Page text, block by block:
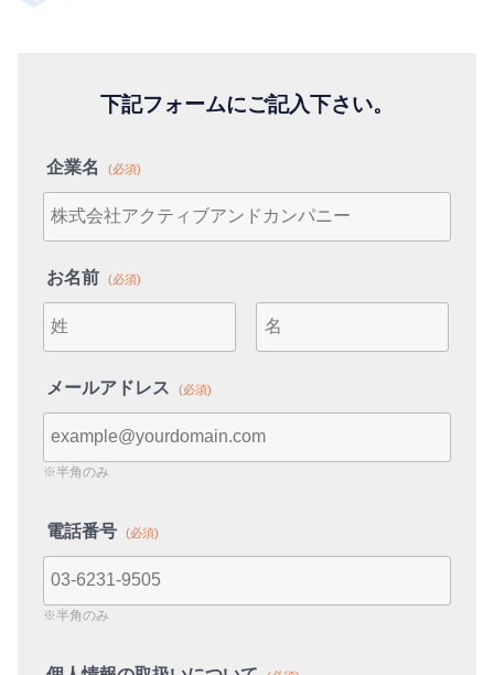
下記フォームにご記入下さい。